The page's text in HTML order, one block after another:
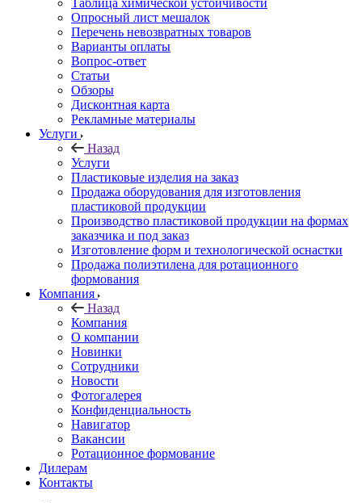
Таблица химической устойчивости
Опросный лист мешалок
Перечень невозвратных товаров
Варианты оплаты
Вопрос-ответ
Статьи
Обзоры
Дисконтная карта
Рекламные материалы
Услуги
Назад
Услуги
Пластиковые изделия на заказ
Продажа оборудования для изготовления
пластиковой продукции
Производство пластиковой продукции на формах
заказчика и под заказ
Изготовление форм и технологической оснастки
Продажа полиэтилена для ротационного
формования
Компания
Назад
Компания
О компании
Новинки
Сотрудники
Новости
Фотогалерея
Конфиденциальность
Навигатор
Вакансии
Ротационное формование
Дилерам
Контакты